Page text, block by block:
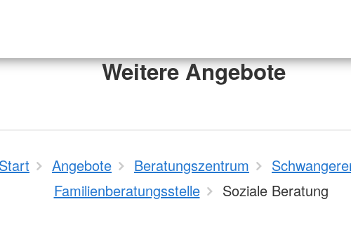
Weitere Angebote
Start Angebote Beratungszentrum
Familienberatungsstelle
Soziale Beratung